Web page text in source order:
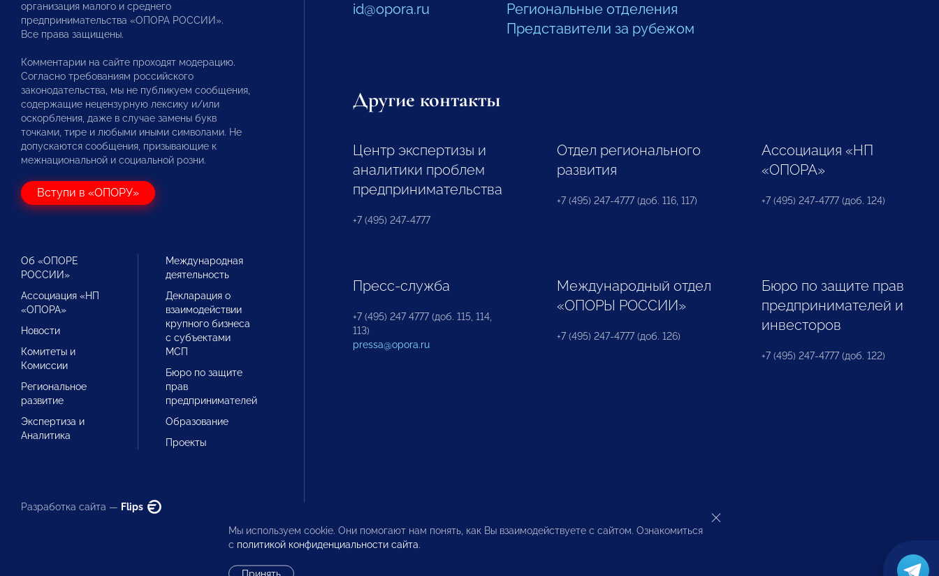
организация малого и среднего
предпринимательства «ОПОРА РОССИИ».
Все права защищены.
Комментарии на сайте проходят модерацию.
Согласно требованиям российского
законодательства, мы не публикуем сообщения,
содержащие нецензурную лексику и/или
оскорбления, даже в случае замены букв
точками, тире и любыми иными символами. Не
допускаются сообщения, призывающие к
межнациональной и социальной розни.
Вступи в «ОПОРУ»
Об «ОПОРЕ
РОССИИ»
Ассоциация «НП
«ОПОРА»
Новости
Комитеты и
Комиссии
Региональное
развитие
Экспертиза и
Аналитика
Международная
деятельность
Декларация о
взаимодействии
крупного бизнеса
с субъектами
МСП
Бюро по защите
прав
предпринимателей
Образование
Проекты
Разработка сайта — Flips
id@opora.ru
Региональные отделения
Представители за рубежом
Другие контакты
Центр экспертизы и
аналитики проблем
предпринимательства
+7 (495) 247-4777
Отдел регионального
развития
+7 (495) 247-4777 (доб. 116, 117)
Ассоциация «НП
«ОПОРА»
+7 (495) 247-4777 (доб. 124)
Пресс-служба
+7 (495) 247 4777 (доб. 115, 114,
113)
pressa@opora.ru
Международный отдел
«ОПОРЫ РОССИИ»
+7 (495) 247-4777 (доб. 126)
Бюро по защите прав
предпринимателей и
инвесторов
+7 (495) 247-4777 (доб. 122)
Мы используем cookie. Они помогают нам понять, как Вы взаимодействуете с сайтом. Ознакомиться
с политикой конфиденциальности сайта.
Принять